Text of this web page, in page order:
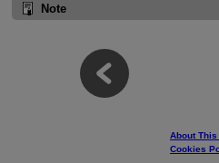
Note
About This
Cookies